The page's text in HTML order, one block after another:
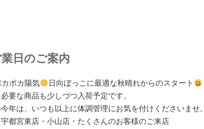
日のご案内
ポカ陽気
日向ぼっこに最適な秋晴れからのスタート
要な商品も少しづつ入荷予定です。
年は、いつも以上に体調管理にお気を付けくださいませ。
都宮東店・小山店・たくさんのお客様のご来店